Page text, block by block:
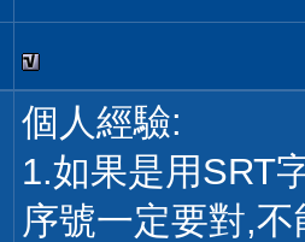
個人經驗:
1.如果是用SRT
序號一定要對,